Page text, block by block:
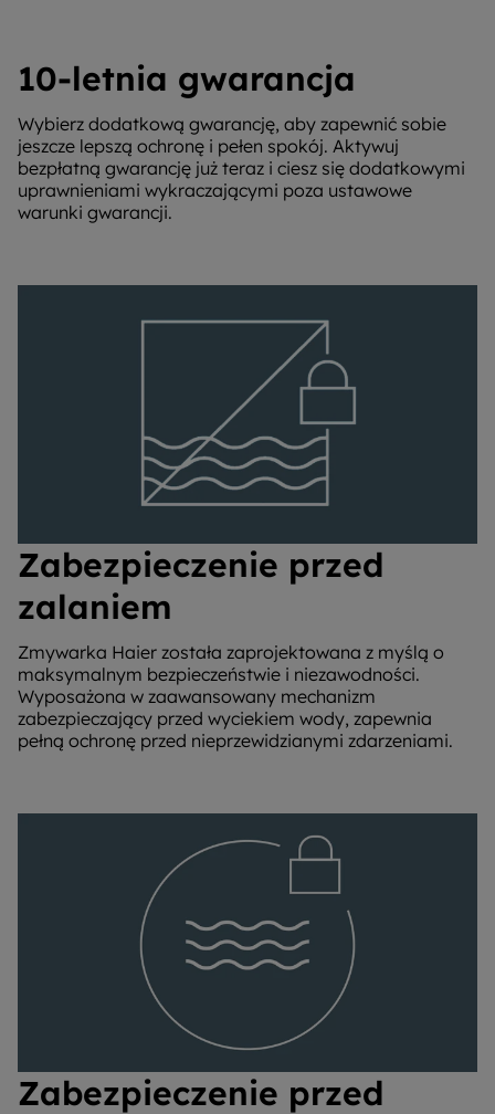
10-letnia gwarancja
Wybierz dodatkową gwarancję, aby zapewnić sobie
jeszcze lepszą ochronę i pełen spokój. Aktywuj
bezpłatną gwarancję już teraz i ciesz się dodatkowymi
uprawnieniami wykraczającymi poza ustawowe
warunki gwarancji.
Zabezpieczenie przed
zalaniem
Zmywarka Haier została zaprojektowana z myślą o
maksymalnym bezpieczeństwie i niezawodności.
Wyposażona w zaawansowany mechanizm
zabezpieczający przed wyciekiem wody, zapewnia
pełną ochronę przed nieprzewidzianymi zdarzeniami.
Zabezpieczenie przed